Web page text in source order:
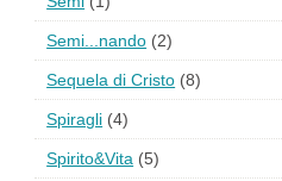
Semi...nando (2)
Sequela di Cristo (8)
Spiragli (4)
Spirito&Vita (5)